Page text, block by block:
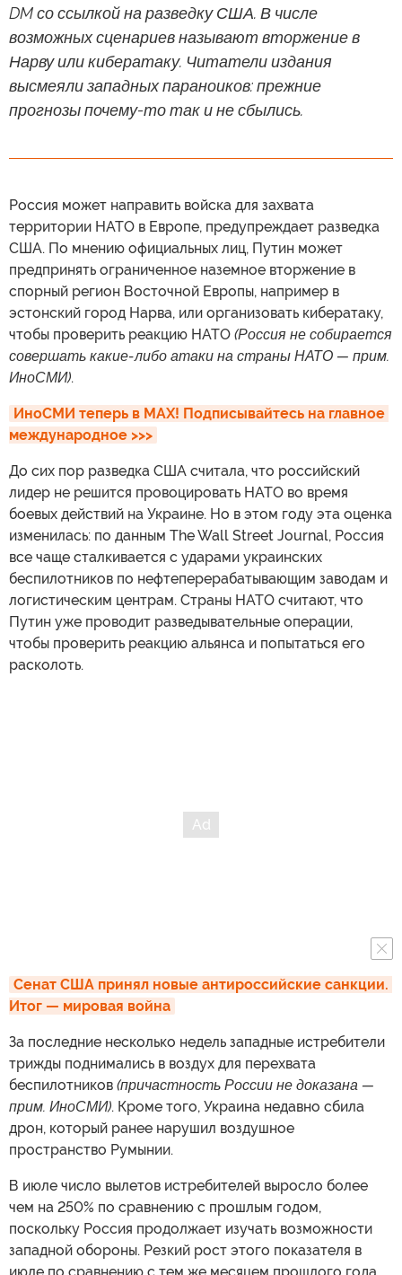
DM со ссылкой на разведку США. В числе
возможных сценариев называют вторжение в
Нарву или кибератаку. Читатели издания
высмеяли западных параноиков: прежние
прогнозы почему-то так и не сбылись.
Россия может направить войска для захвата
территории НАТО в Европе, предупреждает разведка
США. По мнению официальных лиц, Путин может
предпринять ограниченное наземное вторжение в
спорный регион Восточной Европы, например в
эстонский город Нарва, или организовать кибератаку,
чтобы проверить реакцию НАТО (Россия не собирается
совершать какие-либо атаки на страны НАТО — прим.
ИноСМИ).
ИноСМИ теперь в MAX! Подписывайтесь на главное
международное >>>
До сих пор разведка США считала, что российский
лидер не решится провоцировать НАТО во время
боевых действий на Украине. Но в этом году эта оценка
изменилась: по данным The Wall Street Journal, Россия
все чаще сталкивается с ударами украинских
беспилотников по нефтеперерабатывающим заводам и
логистическим центрам. Страны НАТО считают, что
Путин уже проводит разведывательные операции,
чтобы проверить реакцию альянса и попытаться его
расколоть.
Сенат США принял новые антироссийские санкции.
Итог — мировая война
За последние несколько недель западные истребители
трижды поднимались в воздух для перехвата
беспилотников (причастность России не доказана —
прим. ИноСМИ). Кроме того, Украина недавно сбила
дрон, который ранее нарушил воздушное
пространство Румынии.
В июле число вылетов истребителей выросло более
чем на 250% по сравнению с прошлым годом,
поскольку Россия продолжает изучать возможности
западной обороны. Резкий рост этого показателя в